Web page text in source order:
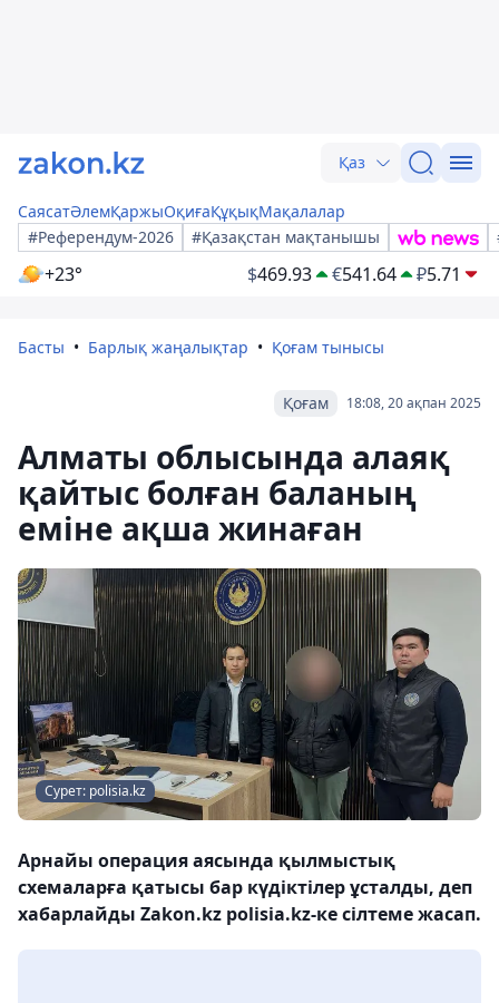
Қаз
СаясатӘлемҚаржыОқиғаҚұқықМақалалар
#Референдум-2026
#Қазақстан мақтанышы
+23° $469.93 €541.64 ₽5.71
Басты Барлық жаңалықтар Қоғам тынысы
18:08, 20 ақпан 2025
Қоғам
Алматы облысында алаяқ
қайтыс болған баланың
еміне ақша жинаған
Сурет: polisia.kz
Арнайы операция аясында қылмыстық
схемаларға қатысы бар күдіктілер ұсталды, деп
хабарлайды Zakon.kz polisia.kz-ке сілтеме жасап.